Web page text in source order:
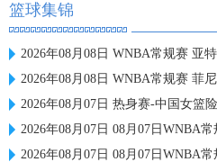
篮球集锦
2026年08月08日 WNBA常规赛 亚特兰大
2026年08月08日 WNBA常规赛 菲尼克斯
2026年08月07日 热身赛-中国女篮险胜
2026年08月07日 08月07日WNBA常规赛
2026年08月07日 08月07日WNBA常规赛 洛